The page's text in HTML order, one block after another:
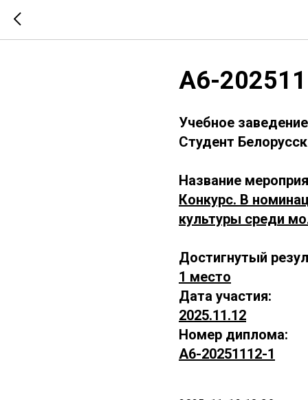
А6-
Учебное
Студент
Название
Конкурс. В
культуры среди
Достигнутый
1 место
Дата участия:
2025.11.12
Номер диплома:
А6-20251112-1